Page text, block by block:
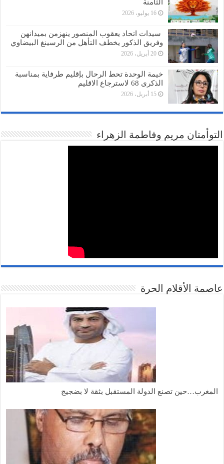
الثامنة
16 يوليو، 2026
سيدات اتحاد يعقوب المنصور ينهزمن بميدانهن
وفريق الذكور يخطف التأهل من الرسينغ البيضاوي
20 أبريل، 2026
خيمة الوحدة تحط الرحال بإقليم طرفاية بمناسبة
الذكرى 68 لاسترجاع الاقليم
15 أبريل، 2026
التوأمتان مريم وفاطمة الزهراء
عاصمة الأقلام الحرة
المغرب…حين تصنع الدولة المستقبل بثقة لا بضجيج